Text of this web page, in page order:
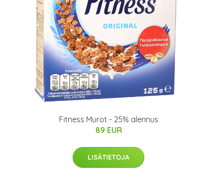
Fitness Murot - 25% alennus
89 EUR
LISÄTIETOJA